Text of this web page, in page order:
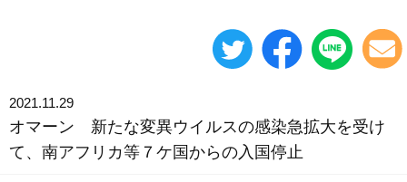
2021.11.29
オマーン 新たな変異ウイルスの感染急拡大を受け
て、南アフリカ等７ケ国からの入国停止